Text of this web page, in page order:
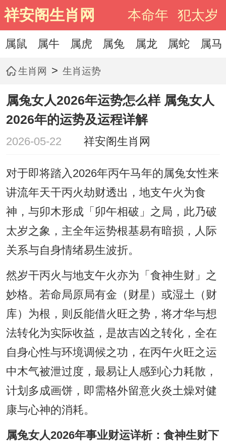
祥安阁生肖网 本命年 犯太岁
属鼠 属牛 属虎 属兔 属龙 属蛇 属马
生肖网 > 生肖运势
属兔女人2026年运势怎么样 属兔女人
2026年的运势及运程详解
2026-05-22 祥安阁生肖网
对于即将踏入2026年丙午马年的属兔女性来
讲流年天干丙火劫财透出，地支午火为食
神，与卯木形成「卯午相破」之局，此乃破
太岁之象，主全年运势根基易有暗损，人际
关系与自身情绪易生波折。
然岁干丙火与地支午火亦为「食神生财」之
妙格。若命局原局有金（财星）或湿土（财
库）为根，则反能借火旺之势，将才华与想
法转化为实际收益，是故吉凶之转化，全在
自身心性与环境调候之功，在丙午火旺之运
中木气被泄过度，最易让人感到心力耗散，
计划多成画饼，即需格外留意火炎土燥对健
康与心神的消耗。
属兔女人2026年事业财运详析：食神生财下